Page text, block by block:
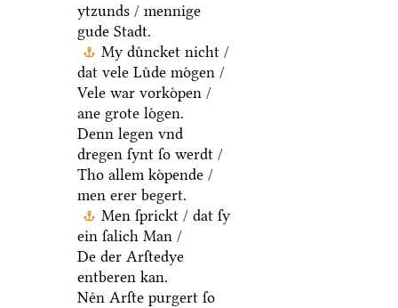
ytzunds / mennige
gude Stadt.
My duͤncket nicht /
dat vele Luͤde moͤgen /
Vele war vorkoͤpen /
ane grote loͤgen.
Denn legen vnd
dregen ſynt ſo werdt /
Tho allem koͤpende /
men erer begert.
Men ſprickt / dat ſy
ein ſalich Man /
De der Arſtedye
entberen kan.
Neͤn Arſte purgert ſo